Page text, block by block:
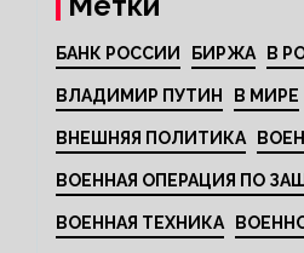
БАНК РОССИИ БИРЖА В
ВЛАДИМИР ПУТИН В МИРЕ
ВНЕШНЯЯ ПОЛИТИКА
ВОЕННАЯ ОПЕРАЦИЯ ПО
ВОЕННАЯ ТЕХНИКА